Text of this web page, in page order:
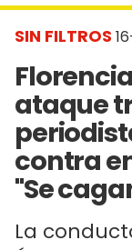
SIN FILTROS
ataque
contra
"Se
La